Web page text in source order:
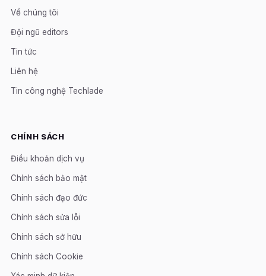
Về chúng tôi
Đội ngũ editors
Tin tức
Liên hệ
Tin công nghệ Techlade
CHÍNH SÁCH
Điều khoản dịch vụ
Chính sách bảo mật
Chính sách đạo đức
Chính sách sửa lỗi
Chính sách sở hữu
Chính sách Cookie